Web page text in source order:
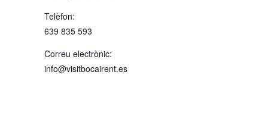
Telèfon:
639 835 593
Correu electrònic:
info@visitbocairent.es